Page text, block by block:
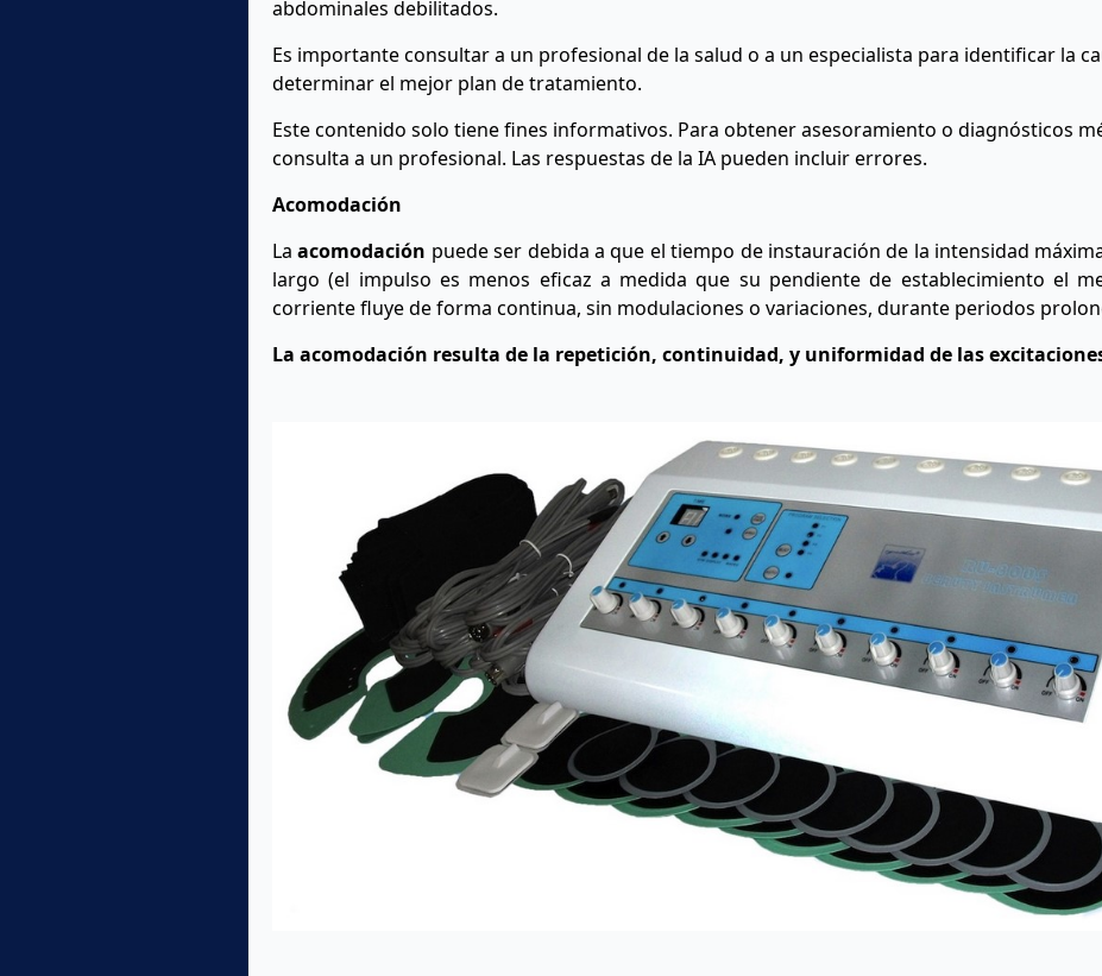
abdominales debilitados.
Es importante consultar a un profesional de la salud o a un especialista para identificar la
determinar el mejor plan de tratamiento.
Este contenido solo tiene fines informativos. Para obtener asesoramiento o diagnósticos
consulta a un profesional. Las respuestas de la IA pueden incluir errores.
Acomodación
Laacomodación puede ser debida a que el tiempo de instauración de la intensidad
largo (el impulso es menos eficaz a medida que su pendiente de establecimiento el
corriente fluye de forma continua, sin modulaciones o variaciones, durante periodos
La acomodación resulta de la repetición, continuidad, y uniformidad de las